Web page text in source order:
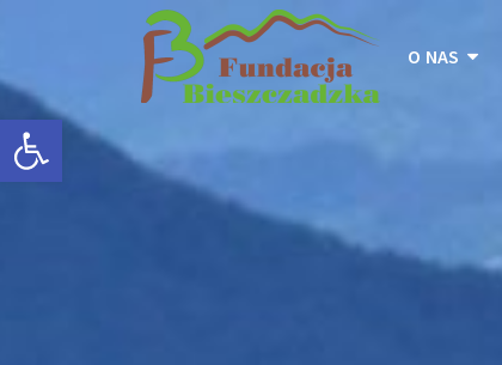
Otwórz pasek narzędzi
O NAS